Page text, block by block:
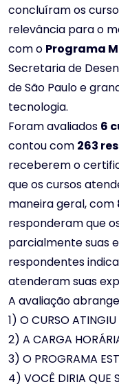
concluíram os
relevância para o
com o Programa
Secretaria de
de São Paulo e
tecnologia.
Foram avaliados 6
contou com 263
receberem o
que os cursos
maneira geral, com
responderam que
parcialmente suas
respondentes
atenderam suas
A avaliação
1) O CURSO
2) A CARGA
3) O PROGRAMA
4) VOCÊ DIRIA QUE